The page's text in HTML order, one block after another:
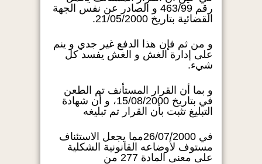
رقم 463/99 و الصادر عن نفس الجهة
القضائية بتاريخ 21/05/2000.
و من ثم فإن هذا الدفع غير جدي و ينم
على إدارة الغش و الغش يفسد كل
شيء.
و بما أن القرار المستأنف تم الطعن
في بتاريخ 15/08/2000، و أن شهادة
التبليغ تثبت بأن القرار تم تبليغه
في 26/07/2000مما يجعل الاستئناف
مستوف لأوضاعه القانونية الشكلية
على معنى المادة 277 من